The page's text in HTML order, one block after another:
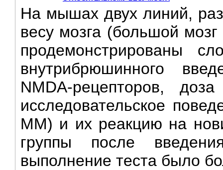
Ha мышах двух линий,
весу мозга (большой
продемонстрированы
внутрибрюшинного
NMDA-рецепторов,
исследовательское
ММ) и их реакцию на
группы после
выполнение теста было